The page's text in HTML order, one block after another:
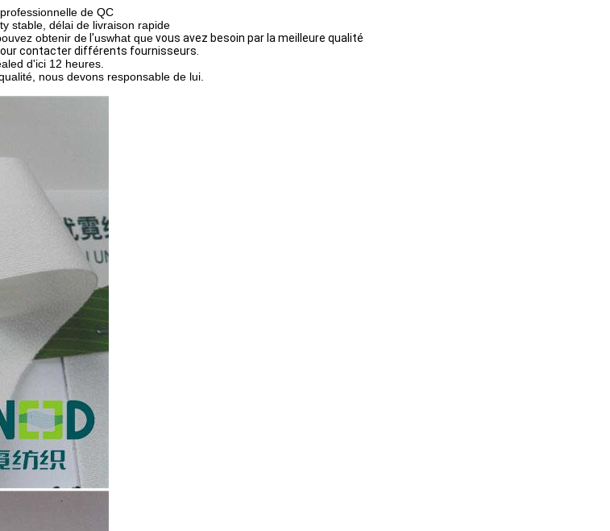
de QC
stable, délai de livraison rapide
obtenir de l'uswhat quevous avez besoin par la meilleure qualité
contacter différents fournisseurs.
d'ici 12 heures.
nous devons responsable de lui.